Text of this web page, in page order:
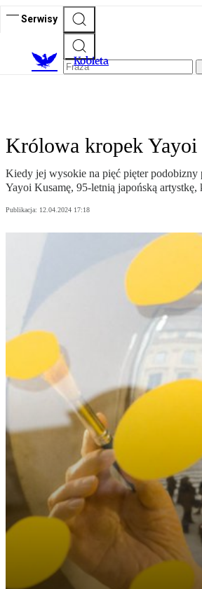
Serwisy
Kobieta
Królowa kropek
Kiedy jej wysokie na pięć pięter podobizny
Yayoi Kusamę, 95-letnią japońską
Publikacja: 12.04.2024 17:18